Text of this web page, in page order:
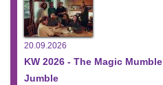
20.09.2026
KW 2026 - The Magic Mumble
Jumble